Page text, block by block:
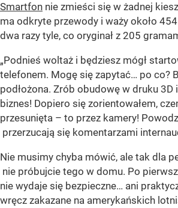
Smartfon nie zmieści się w żadnej
ma odkryte przewody i waży około
dwa razy tyle, co oryginał z 205
„Podnieś woltaż i będziesz mógł
telefonem. Mogę się zapytać… po co?
podłożona. Zrób obudowę w druku 3D
biznes! Dopiero się zorientowałem,
przesunięta – to przez kamery!
przerzucają się komentarzami
Nie musimy chyba mówić, ale tak dla
nie próbujcie tego w domu. Po
nie wydaje się bezpieczne… ani
wręcz zakazane na amerykańskich